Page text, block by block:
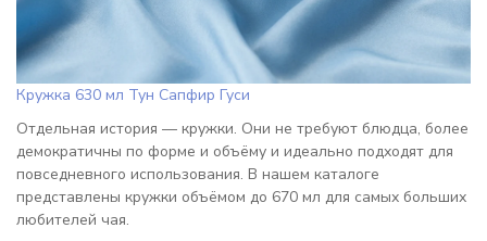
Кружка 630 мл Тун Сапфир Гуси
Отдельная история — кружки. Они не требуют блюдца, более
демократичны по форме и объёму и идеально подходят для
повседневного использования. В нашем каталоге
представлены кружки объёмом до 670 мл для самых больших
любителей чая.